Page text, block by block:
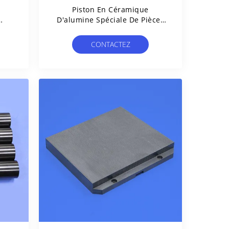
Piston En Céramique
D'alumine Spéciale De Pièces
Zirconium De Résistance À
L'usure
CONTACTEZ